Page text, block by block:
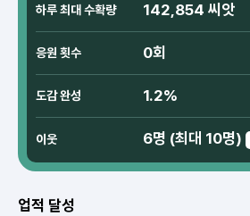
하루 최대 수확량 142,854 씨앗
응원 횟수 0회
도감 완성 1.2%
이웃 6명 (최대 10명)
업적 달성